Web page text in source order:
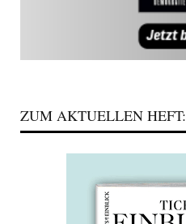
ZUM AKTUELLEN HEFT: